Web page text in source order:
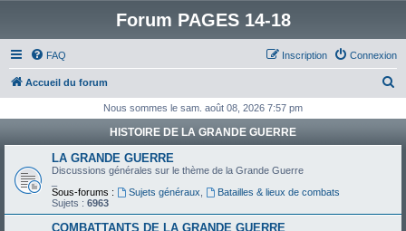
Forum PAGES 14-18
FAQ Connexion
Inscription
Accueil du forum
h
c
Nous sommes le sam. août 08, 2026 7:57 pm
HISTOIRE DE LA GRANDE GUERRE
LA GRANDE GUERRE
Discussions générales sur le thème de la Grande Guerre
Sous-forums :
Sujets généraux
Batailles & lieux de combats
Sujets : 6963
COMBATTANTS DE LA GRANDE GUERRE